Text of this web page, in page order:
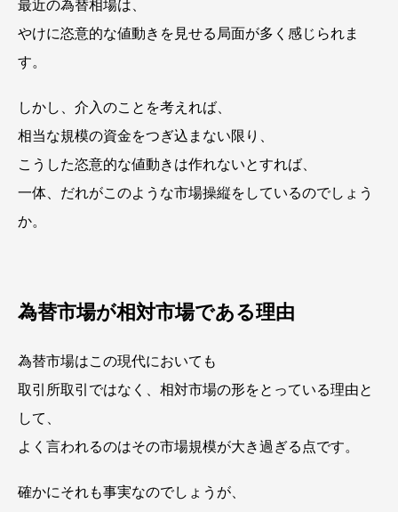
最近の為替相場は、
やけに恣意的な値動きを見せる局面が多く感じられま
す。
しかし、介入のことを考えれば、
相当な規模の資金をつぎ込まない限り、
こうした恣意的な値動きは作れないとすれば、
一体、だれがこのような市場操縦をしているのでしょう
か。
為替市場が相対市場である理由
為替市場はこの現代においても
取引所取引ではなく、相対市場の形をとっている理由と
して、
よく言われるのはその市場規模が大き過ぎる点です。
確かにそれも事実なのでしょうが、